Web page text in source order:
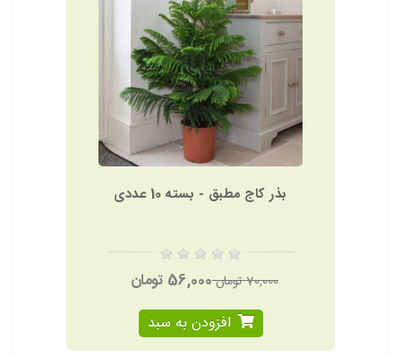
بذر کاج مطبق - بسته 10 عددی
70,000 تومان
56,000 تومان
افزودن به سبد